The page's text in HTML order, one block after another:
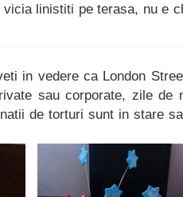
vicia linistiti pe terasa, nu e
in vedere ca London
sau corporate, zile de
de torturi sunt in stare